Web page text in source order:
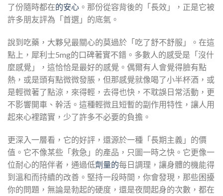
了份隨時都在的安心 。那份從容背後的「長效」，正是它被
許多朋友評為「首選」的底氣。
說到吃藥，大夥兒最關心的莫過於「吃了舒不舒服」。在這
點上，犀利士5mg的口碑著實不錯。多數人的感受是「沒什
麼感覺」，這恰恰是最好的感覺。偶爾有人會覺得臉有點
熱，或是頭有點微微發脹，但那感覺就像喝了小半杯酒，或
是輕微著了點涼，來得輕，去得也快，不耽誤日常活動，更
不影響開車、幹活。這種輕微且短暫的副作用特性，讓人用
起來心裡踏實，少了許多不必要的負擔。
更深入一層看，它的好評，還源於一種「長期主義」的價
值。它不像某些「救急」的產品，只圖一時之快。它更像一
位耐心的陪伴者，通過低劑量的每日調理，讓身體的機能得
到溫和而持續的改善。堅持一段時間，你會發現，那些困擾
你的問題，無論是勃起的硬度，還是夜間起身的次數，都在